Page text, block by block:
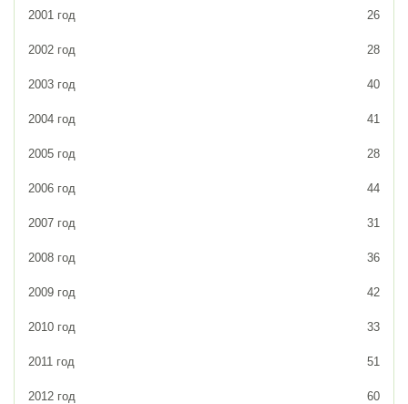
2001 год 26
2002 год 28
2003 год 40
2004 год 41
2005 год 28
2006 год 44
2007 год 31
2008 год 36
2009 год 42
2010 год 33
2011 год 51
2012 год 60